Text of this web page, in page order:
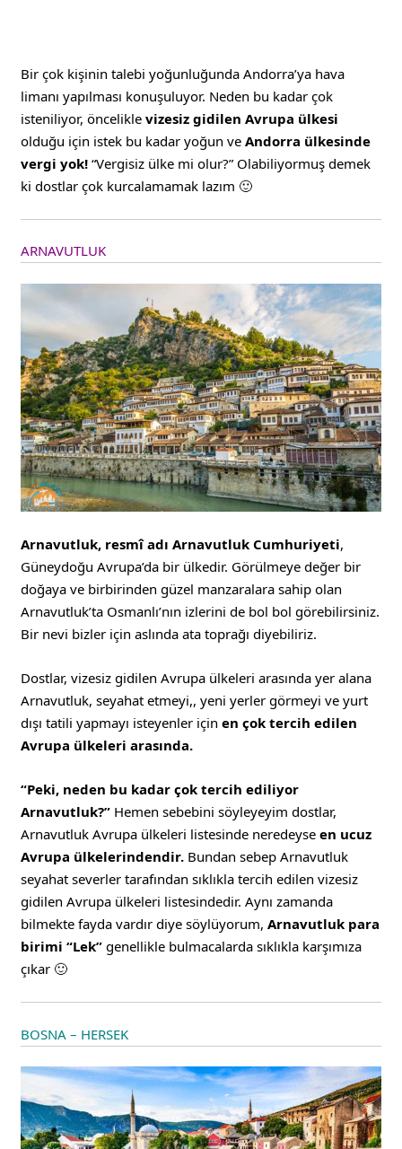
Bir çok kişinin talebi yoğunluğunda Andorra’ya hava
limanı yapılması konuşuluyor. Neden bu kadar çok
isteniliyor, önceliklevizesiz gidilen Avrupa ülkesi
olduğu için istek bu kadar yoğun veAndorra ülkesinde
vergi yok! “Vergisiz ülke mi olur?” Olabiliyormuş demek
ki dostlar çok kurcalamamak lazım 🙂
ARNAVUTLUK
Arnavutluk, resmî adı Arnavutluk Cumhuriyeti,
Güneydoğu Avrupa’da bir ülkedir. Görülmeye değer bir
doğaya ve birbirinden güzel manzaralara sahip olan
Arnavutluk’ta Osmanlı’nın izlerini de bol bol görebilirsiniz.
Bir nevi bizler için aslında ata toprağı diyebiliriz.
Dostlar, vizesiz gidilen Avrupa ülkeleri arasında yer alana
Arnavutluk, seyahat etmeyi,, yeni yerler görmeyi ve yurt
dışı tatili yapmayı isteyenler içinen çok tercih edilen
Avrupa ülkeleri arasında.
“Peki, neden bu kadar çok tercih ediliyor
Arnavutluk?” Hemen sebebini söyleyeyim dostlar,
Arnavutluk Avrupa ülkeleri listesinde neredeyseen ucuz
Avrupa ülkelerindendir. Bundan sebep Arnavutluk
seyahat severler tarafından sıklıkla tercih edilen vizesiz
gidilen Avrupa ülkeleri listesindedir. Aynı zamanda
bilmekte fayda vardır diye söylüyorum,Arnavutluk para
birimi “Lek” genellikle bulmacalarda sıklıkla karşımıza
çıkar 🙂
BOSNA – HERSEK